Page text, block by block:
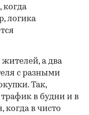
когда
логика
а два
с разными
Так,
в будни и в
когда в чисто